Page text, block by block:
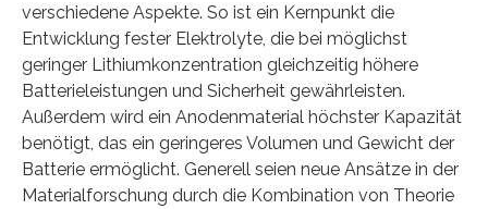
verschiedene Aspekte. So ist ein Kernpunkt die
Entwicklung fester Elektrolyte, die bei möglichst
geringer Lithiumkonzentration gleichzeitig höhere
Batterieleistungen und Sicherheit gewährleisten.
Außerdem wird ein Anodenmaterial höchster Kapazität
benötigt, das ein geringeres Volumen und Gewicht der
Batterie ermöglicht. Generell seien neue Ansätze in der
Materialforschung durch die Kombination von Theorie